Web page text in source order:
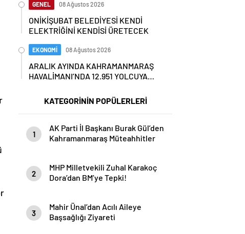
GENEL 08 Ağustos 2026
ONİKİŞUBAT BELEDİYESİ KENDİ
ELEKTRİĞİNİ KENDİSİ ÜRETECEK
EKONOMİ 08 Ağustos 2026
ARALIK AYINDA KAHRAMANMARAŞ
HAVALİMANI’NDA 12.951 YOLCUYA
KATEGORİNİN POPÜLERLERİ
1
AK Parti İl Başkanı Burak Gül’den
Kahramanmaraş Müteahhitler
2
MHP Milletvekili Zuhal Karakoç
Dora’dan BM’ye Tepki!
3
Mahir Ünal’dan Acılı Aileye
Başsağlığı Ziyareti